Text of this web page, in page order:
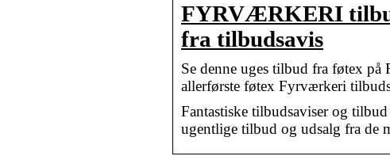
FYRVÆRKERI
fra tilbudsavis
Se denne uges tilbud fra føtex
allerførste føtex Fyrværkeri
Fantastiske tilbudsaviser og
ugentlige tilbud og udsalg fra de